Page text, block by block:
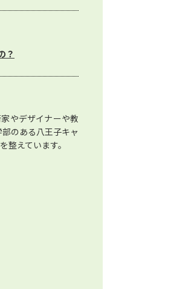
？
やデザイナーや教
のある八王子キャ
えています。